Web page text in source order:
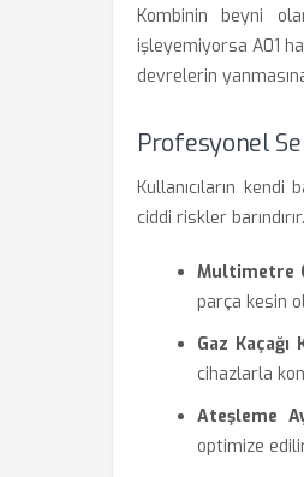
Kombinin beyni
işleyemiyorsa A01
devrelerin
Profesyonel
Kullanıcıların
ciddi riskler
Multimetre
parça kesin
Gaz
cihazlarla
Ateşleme
optimize